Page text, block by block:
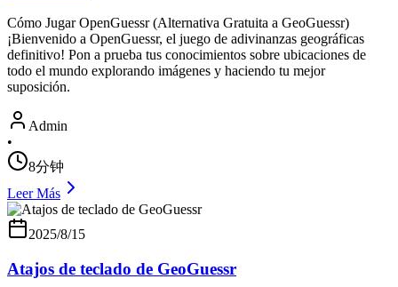
Cómo Jugar OpenGuessr (Alternativa Gratuita a GeoGuessr)
¡Bienvenido a OpenGuessr, el juego de adivinanzas geográficas
definitivo! Pon a prueba tus conocimientos sobre ubicaciones de
todo el mundo explorando imágenes y haciendo tu mejor
suposición.
Admin
•
8分钟
Leer Más
2025/8/15
Atajos de teclado de GeoGuessr